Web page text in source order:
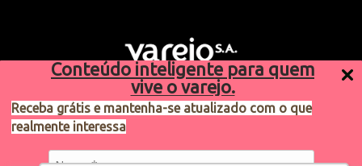
Conteúdo inteligente para quem
vive o varejo.
Receba grátis e mantenha-se atualizado com o que
realmente interessa
Sugestões de pauta
varejosa@cndl.org.br